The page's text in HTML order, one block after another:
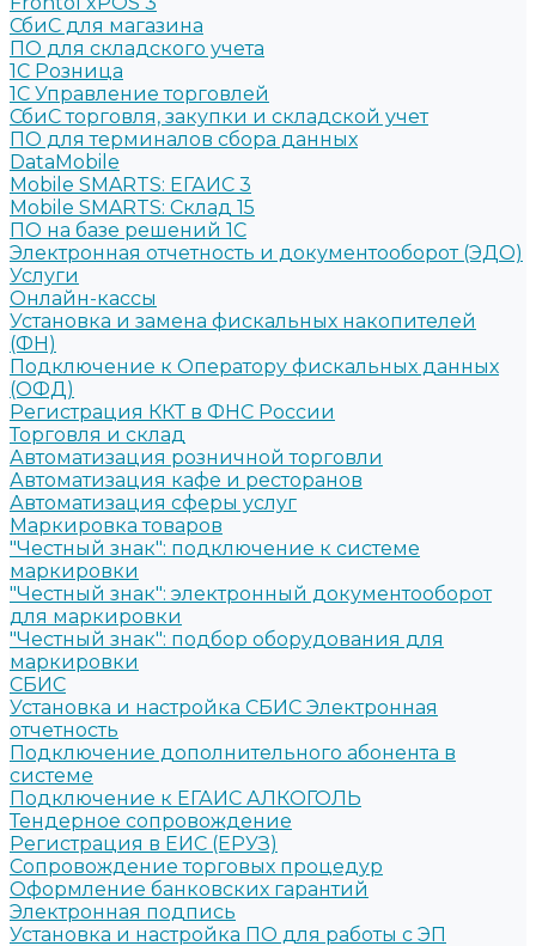
СбиС для магазина
ПО для складского учета
1C Розница
1С Управление торговлей
СбиС торговля, закупки и складской учет
ПО для терминалов сбора данных
DataMobile
Mobile SMARTS: ЕГАИС 3
Mobile SMARTS: Склад 15
ПО на базе решений 1С
Электронная отчетность и документооборот (ЭДО)
Услуги
Онлайн-кассы
Установка и замена фискальных накопителей
(ФН)
Подключение к Оператору фискальных данных
(ОФД)
Регистрация ККТ в ФНС России
Торговля и склад
Автоматизация розничной торговли
Автоматизация кафе и ресторанов
Автоматизация сферы услуг
Маркировка товаров
"Честный знак": подключение к системе
маркировки
"Честный знак": электронный документооборот
для маркировки
"Честный знак": подбор оборудования для
маркировки
СБИС
Установка и настройка СБИС Электронная
отчетность
Подключение дополнительного абонента в
системе
Подключение к ЕГАИС АЛКОГОЛЬ
Тендерное сопровождение
Регистрация в ЕИС (ЕРУЗ)
Сопровождение торговых процедур
Оформление банковских гарантий
Электронная подпись
Установка и настройка ПО для работы с ЭП